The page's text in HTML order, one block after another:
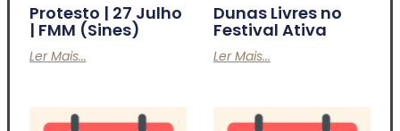
Protesto | 27 Julho
| FMM (Sines)
Ler Mais...
Dunas Livres no
Festival Ativa
Ler Mais...